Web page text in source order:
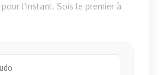
l'instant. Sois le premier à